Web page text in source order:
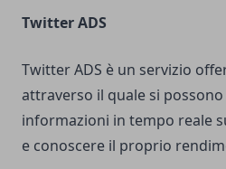
Twitter ADS
Twitter ADS è un servizio
attraverso il quale si
informazioni in tempo reale
e conoscere il proprio